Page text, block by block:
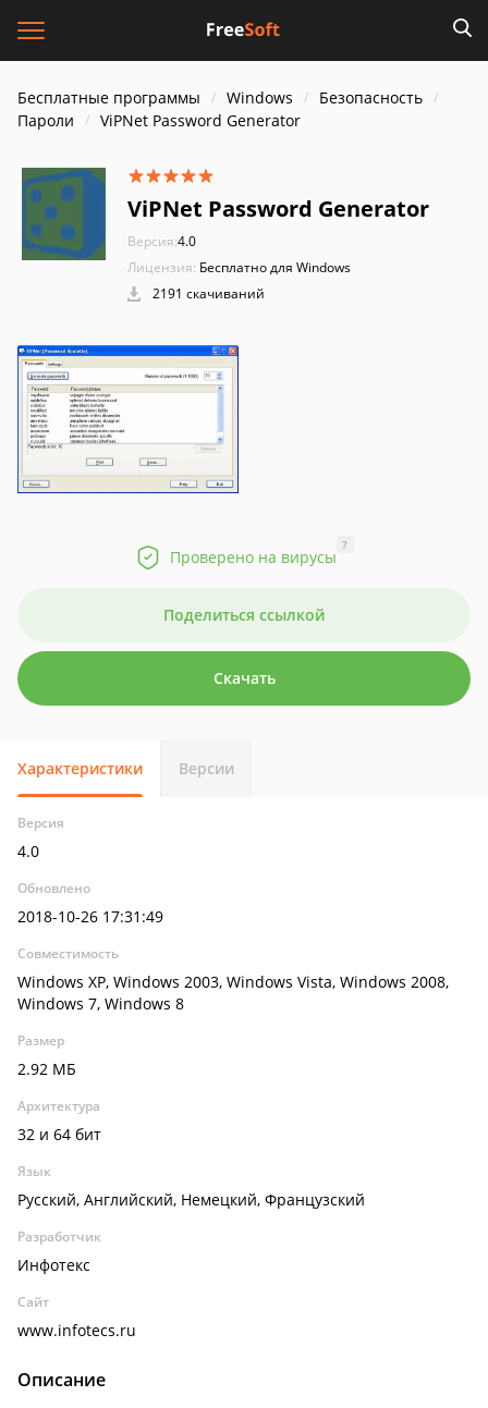
Бесплатные программы Windows
Безопасность
Пароли
ViPNet Password Generator
ViPNet Password Generator
Версия:4.0
Лицензия: Бесплатно для Windows
2191 скачиваний
Проверено на вирусы
?
Поделиться ссылкой
Скачать
Характеристики Версии
Версия
4.0
Обновлено
2018-10-26 17:31:49
Совместимость
Windows XP, Windows 2003, Windows Vista, Windows 2008,
Windows 7, Windows 8
Размер
2.92 МБ
Архитектура
32 и 64 бит
Язык
Русский, Английский, Немецкий, Французский
Разработчик
Инфотекс
Сайт
www.infotecs.ru
Описание